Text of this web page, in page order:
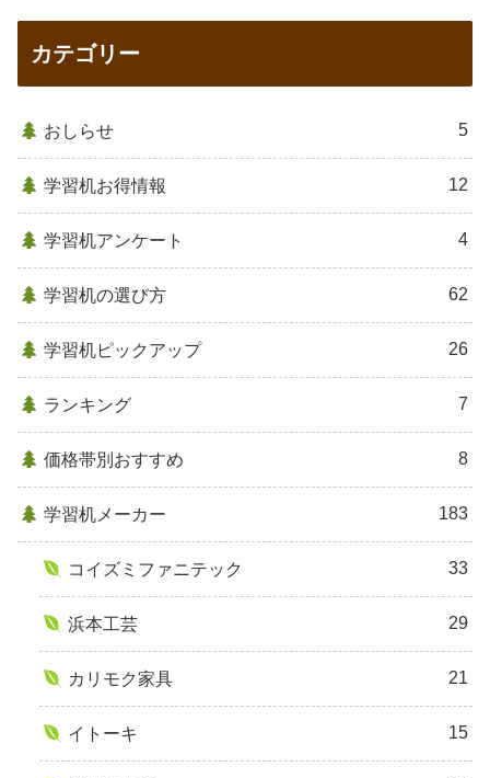
カテゴリー
おしらせ 5
学習机お得情報 12
学習机アンケート 4
学習机の選び方 62
学習机ピックアップ 26
ランキング 7
価格帯別おすすめ 8
学習机メーカー 183
コイズミファニテック 33
浜本工芸 29
カリモク家具 21
イトーキ 15